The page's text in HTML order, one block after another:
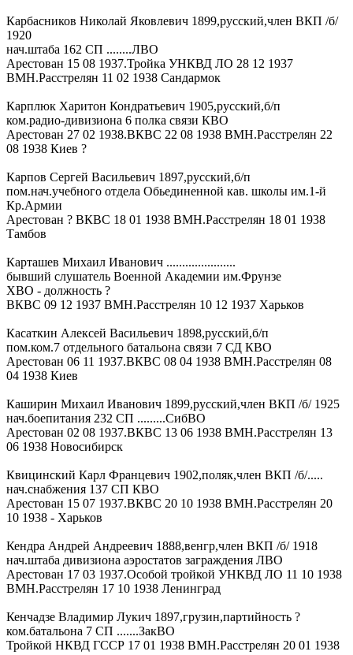
Карбасников Николай Яковлевич 1899,русский,член ВКП /б/
1920
нач.штаба 162 СП ........ЛВО
Арестован 15 08 1937.Тройка УНКВД ЛО 28 12 1937
ВМН.Расстрелян 11 02 1938 Сандармок
Карплюк Харитон Кондратьевич 1905,русский,б/п
ком.радио-дивизиона 6 полка связи КВО
Арестован 27 02 1938.ВКВС 22 08 1938 ВМН.Расстрелян 22
08 1938 Киев ?
Карпов Сергей Васильевич 1897,русский,б/п
пом.нач.учебного отдела Обьединенной кав. школы им.1-й
Кр.Армии
Арестован ? ВКВС 18 01 1938 ВМН.Расстрелян 18 01 1938
Тамбов
Карташев Михаил Иванович ......................
бывший слушатель Военной Академии им.Фрунзе
ХВО - должность ?
ВКВС 09 12 1937 ВМН.Расстрелян 10 12 1937 Харьков
Касаткин Алексей Васильевич 1898,русский,б/п
пом.ком.7 отдельного батальона связи 7 СД КВО
Арестован 06 11 1937.ВКВС 08 04 1938 ВМН.Расстрелян 08
04 1938 Киев
Каширин Михаил Иванович 1899,русский,член ВКП /б/ 1925
нач.боепитания 232 СП .........СибВО
Арестован 02 08 1937.ВКВС 13 06 1938 ВМН.Расстрелян 13
06 1938 Новосибирск
Квицинский Карл Францевич 1902,поляк,член ВКП /б/.....
нач.снабжения 137 СП КВО
Арестован 15 07 1937.ВКВС 20 10 1938 ВМН.Расстрелян 20
10 1938 - Харьков
Кендра Андрей Андреевич 1888,венгр,член ВКП /б/ 1918
нач.штаба дивизиона аэростатов заграждения ЛВО
Арестован 17 03 1937.Особой тройкой УНКВД ЛО 11 10 1938
ВМН.Расстрелян 17 10 1938 Ленинград
Кенчадзе Владимир Лукич 1897,грузин,партийность ?
ком.батальона 7 СП .......ЗакВО
Тройкой НКВД ГССР 17 01 1938 ВМН.Расстрелян 20 01 1938